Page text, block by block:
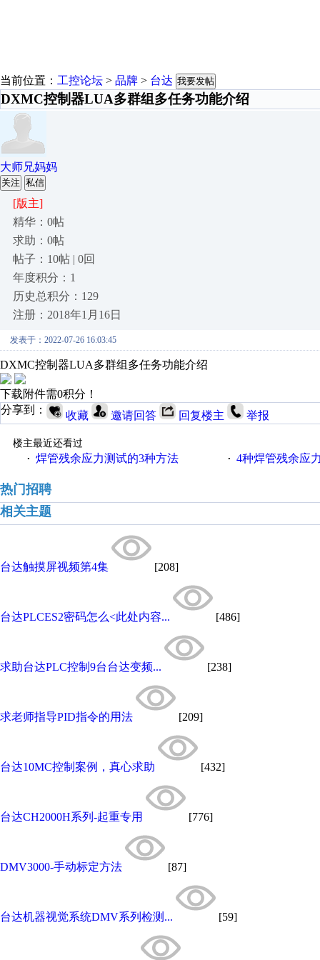
当前位置： 工控论坛 > 品牌 > 台达 我要发帖
DXMC控制器LUA多群组多任务功能介绍
大师兄妈妈
关注 私信
[版主]
精华：0帖
求助：0帖
帖子：10帖 | 0回
年度积分：1
历史总积分：129
注册：2018年1月16日
发表于：2022-07-26 16:03:45
DXMC控制器LUA多群组多任务功能介绍
下载附件需0积分！
分享到：
收藏 邀请回答 回复楼主 举报
楼主最近还看过
· 焊管残余应力测试的3种方法 · 4种焊管残余应
热门招聘
相关主题
台达触摸屏视频第4集 [208]
台达PLCES2密码怎么<此处内容... [486]
求助台达PLC控制9台台达变频... [238]
求老师指导PID指令的用法 [209]
台达10MC控制案例，真心求助 [432]
台达CH2000H系列-起重专用 [776]
DMV3000-手动标定方法 [87]
台达机器视觉系统DMV系列检测... [59]